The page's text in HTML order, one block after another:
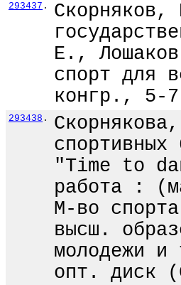
293437 .
Скорняков,
Е.,
спорт для
конгр., 5-
293438 .
"Time to
работа :
М-во
высш.
молодежи
опт. диск